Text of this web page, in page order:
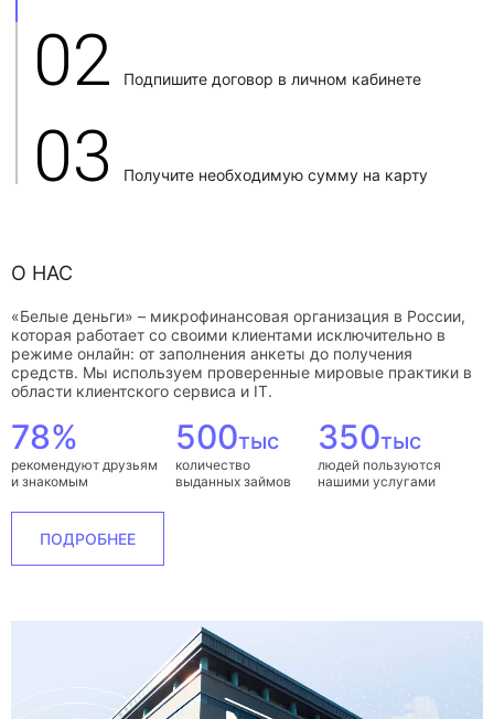
02 Подпишите договор в личном кабинете
03 Получите необходимую сумму на карту
О НАС
«Белые деньги» – микрофинансовая организация в России,
которая работает со своими клиентами исключительно в
режиме онлайн: от заполнения анкеты до получения
средств. Мы используем проверенные мировые практики в
области клиентского сервиса и IT.
78%
рекомендуют друзьям
и знакомым
500тыс
количество
выданных займов
350тыс
людей пользуются
нашими услугами
ПОДРОБНЕЕ